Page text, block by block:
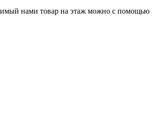
нами товар на этаж можно с помощью